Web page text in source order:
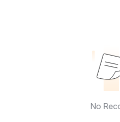
No